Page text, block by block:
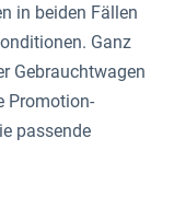
in beiden Fällen
Ganz
Gebrauchtwagen
Promotion-
passende